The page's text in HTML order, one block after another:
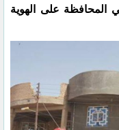
المحافظة على الهوية